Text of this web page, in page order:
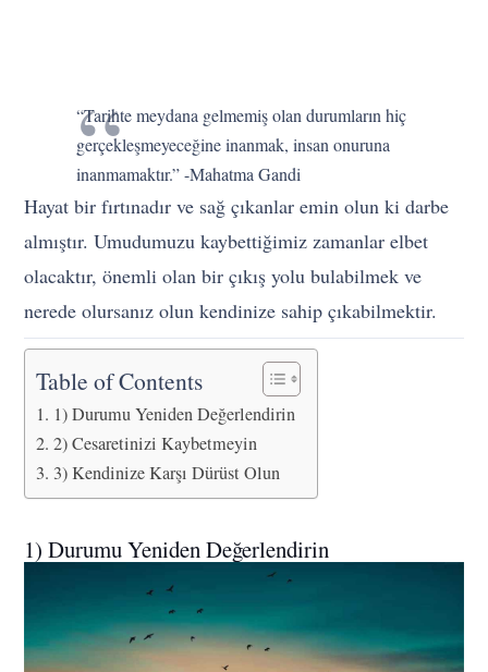
“Tarihte meydana gelmemiş olan durumların hiç
gerçekleşmeyeceğine inanmak, insan onuruna
inanmamaktır.” -Mahatma Gandi
Hayat bir fırtınadır ve sağ çıkanlar emin olun ki darbe
almıştır. Umudumuzu kaybettiğimiz zamanlar elbet
olacaktır, önemli olan bir çıkış yolu bulabilmek ve
nerede olursanız olun kendinize sahip çıkabilmektir.
Table of Contents
1) Durumu Yeniden Değerlendirin
2) Cesaretinizi Kaybetmeyin
3) Kendinize Karşı Dürüst Olun
1) Durumu Yeniden Değerlendirin